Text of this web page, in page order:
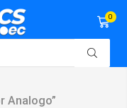
0
Analogo”